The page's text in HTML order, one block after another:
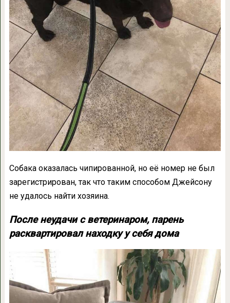
Собака оказалась чипированной, но её номер не был
зарегистрирован, так что таким способом Джейсону
не удалось найти хозяина.
После неудачи с ветеринаром, парень
расквартировал находку у себя дома